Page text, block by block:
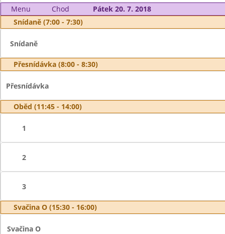
Menu Chod
Pátek 20. 7. 2018
Snídaně (7:00 - 7:30)
Snídaně
Přesnídávka (8:00 - 8:30)
Přesnídávka
Oběd (11:45 - 14:00)
1
2
3
Svačina O (15:30 - 16:00)
Svačina O